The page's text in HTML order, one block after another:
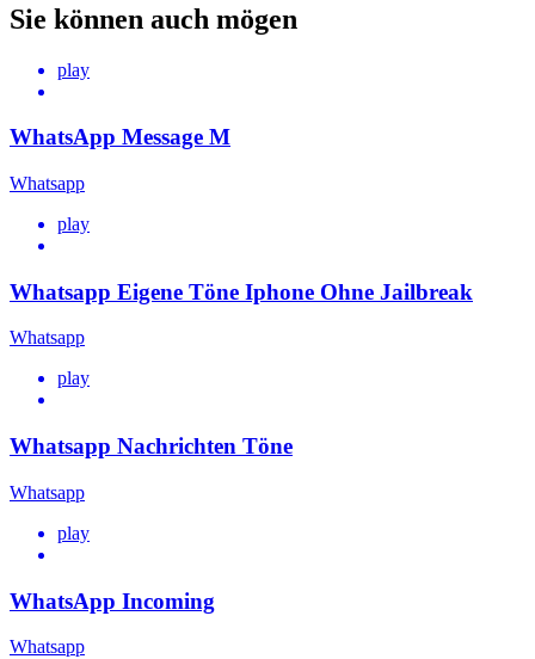
Sie können auch mögen
play
WhatsApp Message M
Whatsapp
play
Whatsapp Eigene Töne Iphone Ohne Jailbreak
Whatsapp
play
Whatsapp Nachrichten Töne
Whatsapp
play
WhatsApp Incoming
Whatsapp